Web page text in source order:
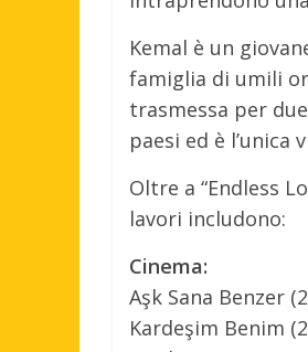
Kemal è un
famiglia di umili
trasmessa per
paesi ed è l’unica
Oltre a “Endless
lavori includono:
Cinema:
Aşk Sana Benzer
Kardeşim Benim